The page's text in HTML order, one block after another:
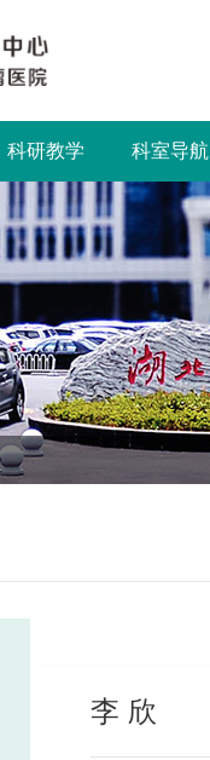
科研教学 科室导航
李 欣